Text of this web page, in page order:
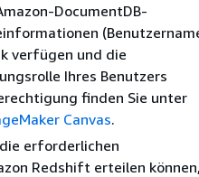
DocumentDB-
verfügen und die
Ihres Benutzers
finden Sie unter
Canvas.
erforderlichen
Redshift erteilen können,